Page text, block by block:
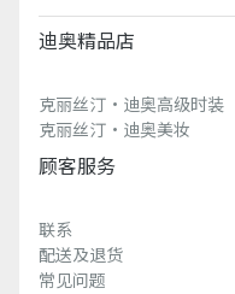
迪奥精品店
克丽丝汀·迪奥高级时装
克丽丝汀·迪奥美妆
顾客服务
联系
配送及退货
常见问题